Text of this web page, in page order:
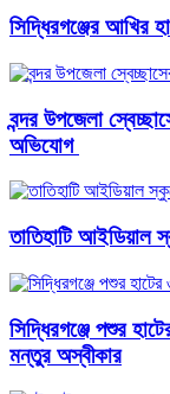
সিদ্ধিরগঞ্জের আখির
বন্দর উপজেলা
অভিযোগ ‎
তাতিহাটি আইডিয়াল
সিদ্ধিরগঞ্জে পশুর
মন্তুর অস্বীকার